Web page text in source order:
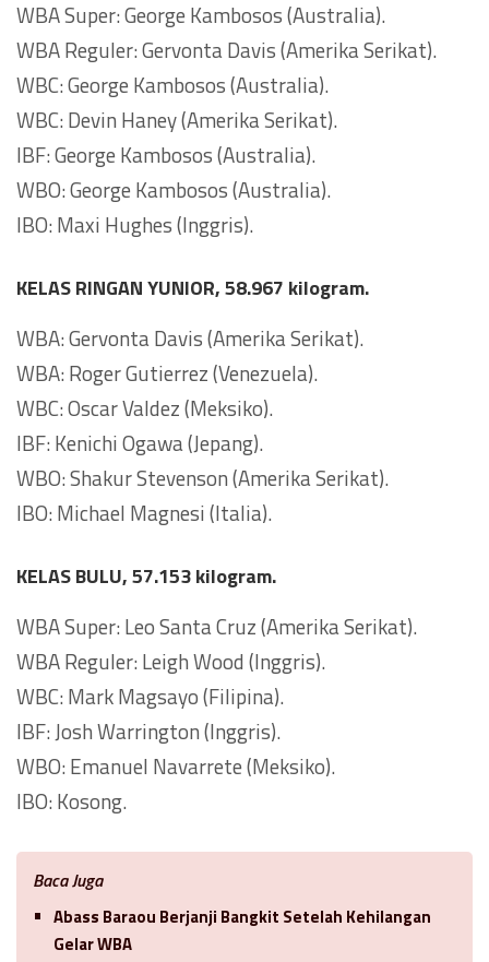
WBA Super: George Kambosos (Australia).
WBA Reguler: Gervonta Davis (Amerika Serikat).
WBC: George Kambosos (Australia).
WBC: Devin Haney (Amerika Serikat).
IBF: George Kambosos (Australia).
WBO: George Kambosos (Australia).
IBO: Maxi Hughes (Inggris).
KELAS RINGAN YUNIOR, 58.967 kilogram.
WBA: Gervonta Davis (Amerika Serikat).
WBA: Roger Gutierrez (Venezuela).
WBC: Oscar Valdez (Meksiko).
IBF: Kenichi Ogawa (Jepang).
WBO: Shakur Stevenson (Amerika Serikat).
IBO: Michael Magnesi (Italia).
KELAS BULU, 57.153 kilogram.
WBA Super: Leo Santa Cruz (Amerika Serikat).
WBA Reguler: Leigh Wood (Inggris).
WBC: Mark Magsayo (Filipina).
IBF: Josh Warrington (Inggris).
WBO: Emanuel Navarrete (Meksiko).
IBO: Kosong.
Baca Juga
Abass Baraou Berjanji Bangkit Setelah Kehilangan
Gelar WBA